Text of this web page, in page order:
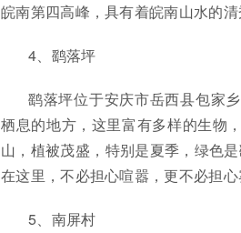
皖南第四高峰，具有着皖南山水的清
4、鹞落坪
鹞落坪位于安庆市岳西县包家
栖息的地方，这里富有多样的生物
山，植被茂盛，特别是夏季，绿色
在这里，不必担心喧嚣，更不必担
5、南屏村